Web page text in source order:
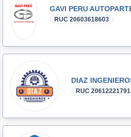
RUC 20603618603
RUC 20612221791